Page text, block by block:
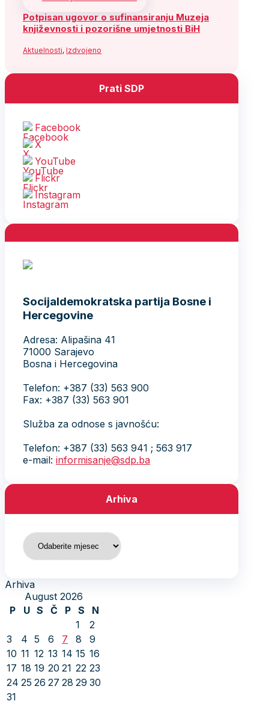
Potpisan ugovor o sufinansiranju Muzeja
književnosti i pozorišne umjetnosti BiH
Aktuelnosti, Izdvojeno
Prati SDP
Facebook
X
YouTube
Flickr
Instagram
Socijaldemokratska partija Bosne i
Hercegovine
Adresa: Alipašina 41
71000 Sarajevo
Bosna i Hercegovina
Telefon: +387 (33) 563 900
Fax: +387 (33) 563 901
Služba za odnose s javnošću:
Telefon: +387 (33) 563 941 ; 563 917
e-mail: informisanje@sdp.ba
Arhiva
Arhiva
Arhiva
August 2026
P
U S Č P S
N
1
2
3
4 5 6 7 8
9
10 11 12 13 14 15 16
17 18 19 20 21 22 23
24 25 26 27 28 29 30
31